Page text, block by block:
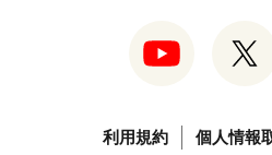
利用規約 個人情報